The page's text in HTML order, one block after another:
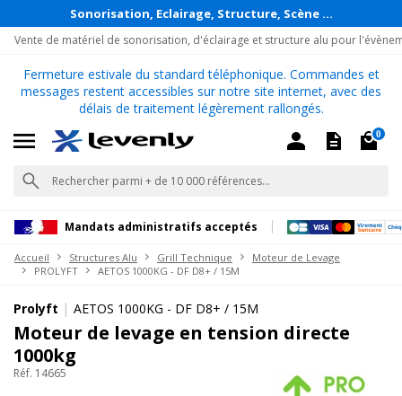
Sonorisation, Eclairage, Structure, Scène ...
Vente de matériel de sonorisation, d'éclairage et structure alu pour
Fermeture estivale du standard téléphonique. Commandes et
messages restent accessibles sur notre site internet, avec des
délais de traitement légèrement rallongés.
0
Mandats administratifs acceptés
Accueil Structures Alu Grill Technique
Moteur de Levage
PROLYFT
AETOS 1000KG - DF D8+ / 15M
Prolyft | AETOS 1000KG - DF D8+ / 15M
Moteur de levage en tension directe
1000kg
Réf. 14665